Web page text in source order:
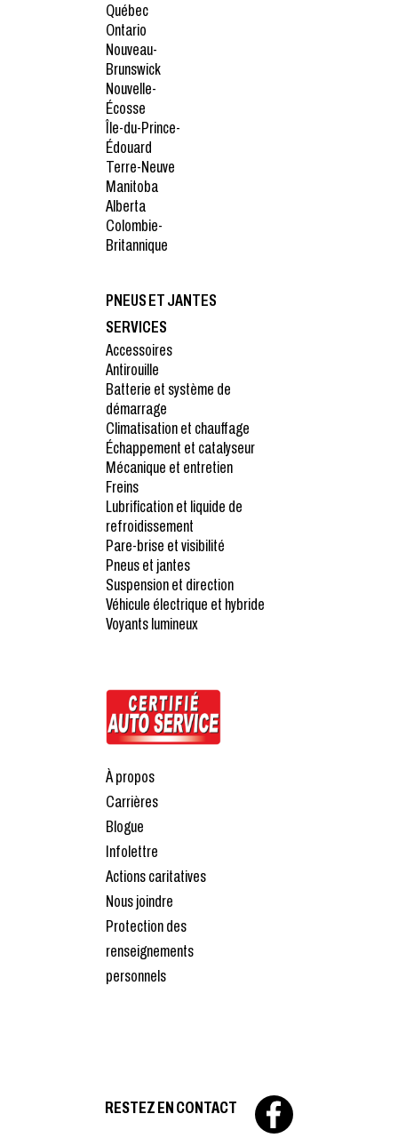
Québec
Ontario
Nouveau-
Brunswick
Nouvelle-
Écosse
Île-du-Prince-
Édouard
Terre-Neuve
Manitoba
Alberta
Colombie-
Britannique
PNEUS ET JANTES
SERVICES
Accessoires
Antirouille
Batterie et système de
démarrage
Climatisation et chauffage
Échappement et catalyseur
Mécanique et entretien
Freins
Lubrification et liquide de
refroidissement
Pare-brise et visibilité
Pneus et jantes
Suspension et direction
Véhicule électrique et hybride
Voyants lumineux
À propos
Carrières
Blogue
Infolettre
Actions caritatives
Nous joindre
Protection des
renseignements
personnels
RESTEZ EN CONTACT